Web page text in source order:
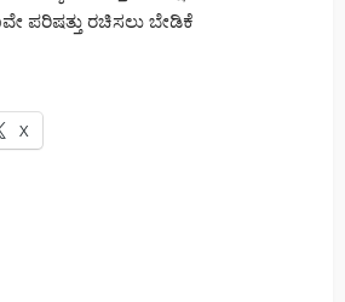
ಪರಿಷತ್ತು ರಚಿಸಲು ಬೇಡಿಕೆ
X